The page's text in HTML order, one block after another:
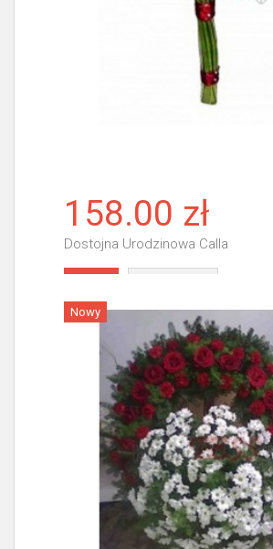
158.00 zł
Dostojna Urodzinowa Calla
Nowy